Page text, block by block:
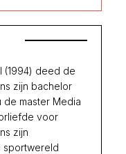
(1994) deed de
zijn bachelor
de master Media
voor
zijn
sportwereld